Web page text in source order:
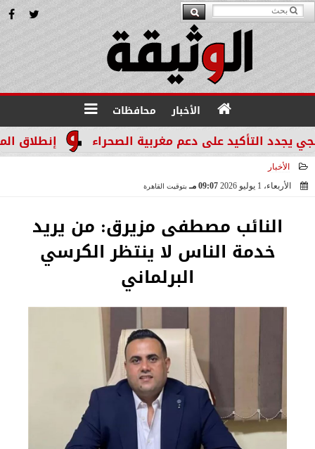
الأخبار محافظات
إنطلاق المرحله الثالثة بالموجة 29 التأكيد على دعم مغربية الصحراء
الأخبار
الأربعاء، 1 يوليو 2026
09:07 مـ بتوقيت القاهرة
النائب مصطفى مزيرق: من يريد
خدمة الناس لا ينتظر الكرسي
البرلماني